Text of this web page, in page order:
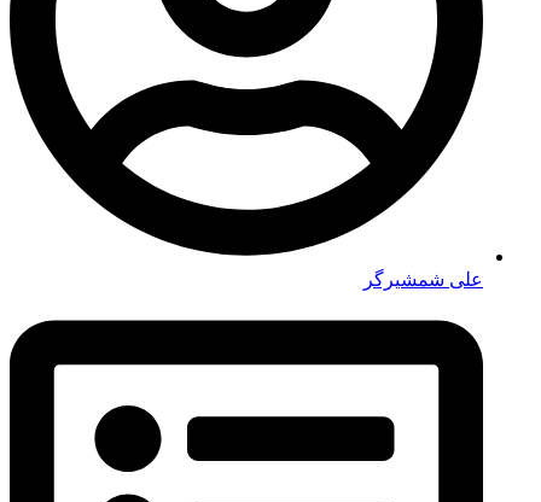
علی شمشیرگر